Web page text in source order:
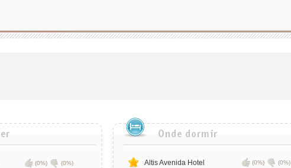
(0%) (0%) Altis Avenida Hotel (0%) (0%)